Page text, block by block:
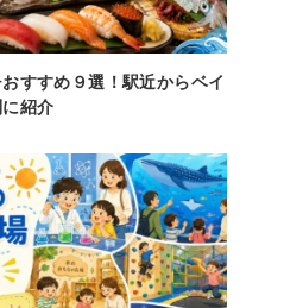
すすめ９選！駅近からベイ
紹介